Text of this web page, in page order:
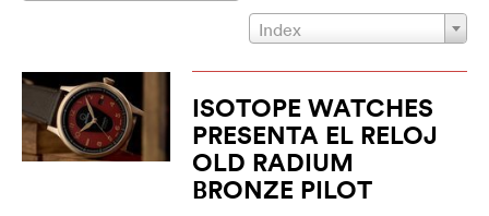
Index
ISOTOPE WATCHES
PRESENTA EL RELOJ
OLD RADIUM
BRONZE PILOT